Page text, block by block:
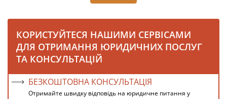
КОРИСТУЙТЕСЯ НАШИМИ СЕРВІСАМИ
ДЛЯ ОТРИМАННЯ ЮРИДИЧНИХ ПОСЛУГ
ТА КОНСУЛЬТАЦІЙ
БЕЗКОШТОВНА КОНСУЛЬТАЦІЯ
Отримайте швидку відповідь на юридичне питання у